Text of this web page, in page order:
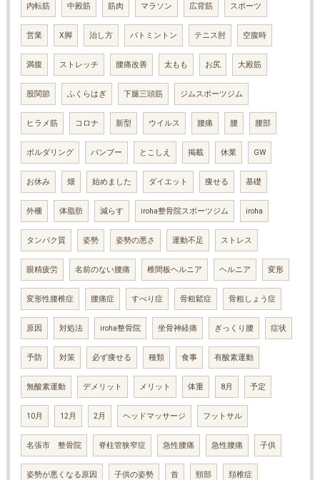
内転筋 中殿筋 筋肉 マラソン 広背筋 スポーツ
営業 X脚 治し方 バトミントン テニス肘 空腹時
満腹 ストレッチ 腰痛改善 太もも お尻 大殿筋
股関節 ふくらはぎ 下腿三頭筋 ジムスポーツジム
ヒラメ筋 コロナ 新型 ウイルス 腰痛 腰 腰部
ボルダリング バンブー とこしえ 掲載 休業 GW
お休み 畑 始めました ダイエット 痩せる 基礎
外柵 体脂肪 減らす iroha整骨院スポーツジム iroha
タンパク質 姿勢 姿勢の悪さ 運動不足 ストレス
眼精疲労 名前のない腰痛 椎間板ヘルニア ヘルニア 変形
変形性腰椎症 腰痛症 すべり症 骨粗鬆症 骨粗しょう症
原因 対処法 iroha整骨院 坐骨神経痛 ぎっくり腰 症状
予防 対策 必ず痩せる 種類 食事 有酸素運動
無酸素運動 デメリット メリット 体重 8月 予定
10月 12月 2月 ヘッドマッサージ フットサル
名張市 整骨院 脊柱管狭窄症 急性腰痛 急性腰痛 子供
姿勢が悪くなる原因 子供の姿勢 首 頸部 頚椎症